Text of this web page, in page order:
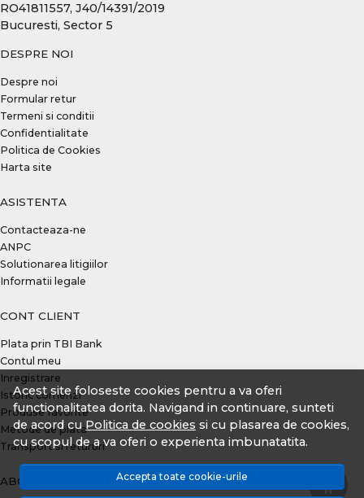
Acest site foloseste cookies pentru a va oferi
functionalitatea dorita. Navigand in continuare, sunteti
de acord cuPolitica de cookies si cu plasarea de cookies,
cu scopul de a va oferi o experienta imbunatatita.
Accepta toate cookie-urile
RO41811557, J40/14391/2019
Bucuresti, Sector 5
DESPRE NOI
Despre noi
Formular retur
Termeni si conditii
Confidentialitate
Politica de Cookies
Harta site
ASISTENTA
Contacteaza-ne
ANPC
Solutionarea litigiilor
Informatii legale
CONT CLIENT
Plata prin TBI Bank
Contul meu
Inregistrare
Istoric comenzi
Produse favorite
Metode de plata
Transport si retururi
ABONEAZA-TE LA NEWSLETTER